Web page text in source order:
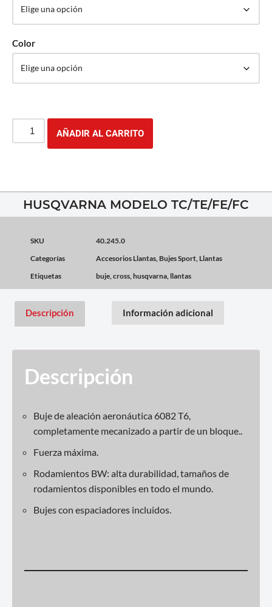
Color
AÑADIR AL CARRITO
HUSQVARNA MODELO TC/TE/FE/FC
SKU
40.245.0
Categorías
Accesorios Llantas, Bujes Sport, Llantas
Etiquetas
buje,cross,husqvarna, llantas
Descripción Información adicional
Descripción
Buje de aleación aeronáutica 6082 T6,
completamente mecanizado a partir de un bloque..
Fuerza máxima.
Rodamientos BW: alta durabilidad, tamaños de
rodamientos disponibles en todo el mundo.
Bujes con espaciadores incluidos.